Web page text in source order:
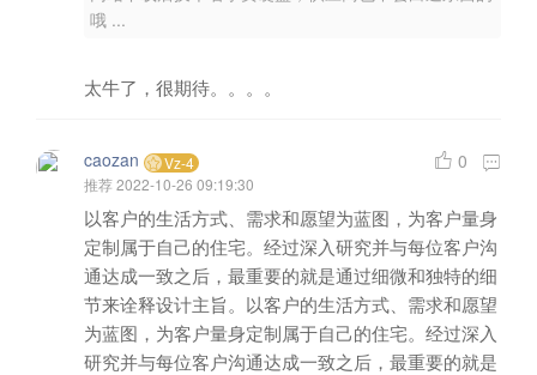
哦 ...
太牛了，很期待。。。。
caozan Vz-4 0
推荐2022-10-26 09:19:30
以客户的生活方式、需求和愿望为蓝图，为客户量身
定制属于自己的住宅。经过深入研究并与每位客户沟
通达成一致之后，最重要的就是通过细微和独特的细
节来诠释设计主旨。以客户的生活方式、需求和愿望
为蓝图，为客户量身定制属于自己的住宅。经过深入
研究并与每位客户沟通达成一致之后，最重要的就是